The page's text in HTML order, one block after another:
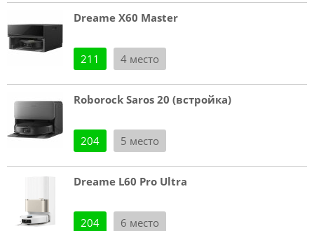
Dreame X60 Master
211 4 место
Roborock Saros 20 (встройка)
204 5 место
Dreame L60 Pro Ultra
204 6 место